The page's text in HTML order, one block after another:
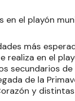
en el playón
más
realiza en el
secundarios
de la
y